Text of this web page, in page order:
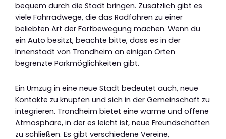
bequem durch die Stadt bringen. Zusätzlich gibt es
viele Fahrradwege, die das Radfahren zu einer
beliebten Art der Fortbewegung machen. Wenn du
ein Auto besitzt, beachte bitte, dass es in der
Innenstadt von Trondheim an einigen Orten
begrenzte Parkmöglichkeiten gibt.
Ein Umzug in eine neue Stadt bedeutet auch, neue
Kontakte zu knüpfen und sich in der Gemeinschaft zu
integrieren. Trondheim bietet eine warme und offene
Atmosphäre, in der es leicht ist, neue Freundschaften
zu schließen. Es gibt verschiedene Vereine,